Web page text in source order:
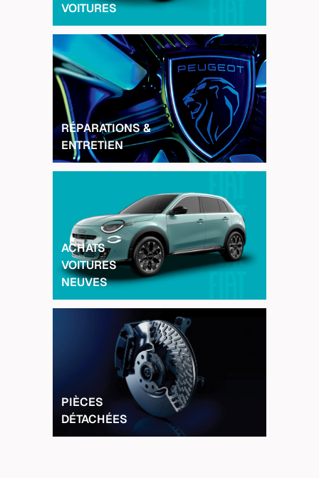
VOITURES
RÉPARATIONS &
ENTRETIEN
ACHATS
VOITURES
NEUVES
PIÈCES
DÉTACHÉES